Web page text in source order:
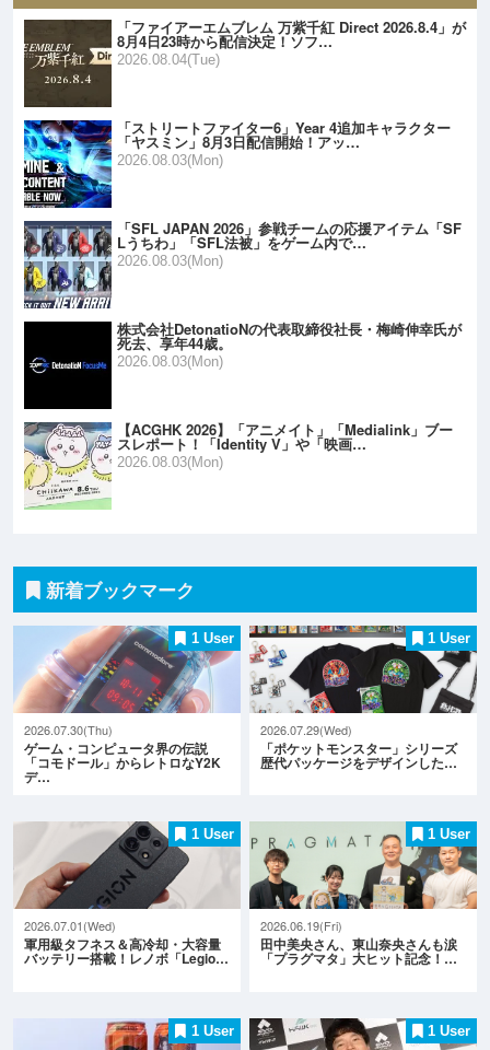
「ファイアーエムブレム 万紫千紅 Direct 2026.8.4」が
8月4日23時から配信決定！ソフ…
2026.08.04(Tue)
「ストリートファイター6」Year 4追加キャラクター
「ヤスミン」8月3日配信開始！アッ…
2026.08.03(Mon)
「SFL JAPAN 2026」参戦チームの応援アイテム「SF
Lうちわ」「SFL法被」をゲーム内で…
2026.08.03(Mon)
株式会社DetonatioNの代表取締役社長・梅崎伸幸氏が
死去、享年44歳。
2026.08.03(Mon)
【ACGHK 2026】「アニメイト」「Medialink」ブー
スレポート！「Identity V」や「映画…
2026.08.03(Mon)
新着ブックマーク
1 User
2026.07.30(Thu)
ゲーム・コンピュータ界の伝説
「コモドール」からレトロなY2K
デ…
1 User
2026.07.29(Wed)
「ポケットモンスター」シリーズ
歴代パッケージをデザインした…
1 User
2026.07.01(Wed)
軍用級タフネス＆高冷却・大容量
バッテリー搭載！レノボ「Legio…
1 User
2026.06.19(Fri)
田中美央さん、東山奈央さんも涙
「プラグマタ」大ヒット記念！…
1 User 1 User